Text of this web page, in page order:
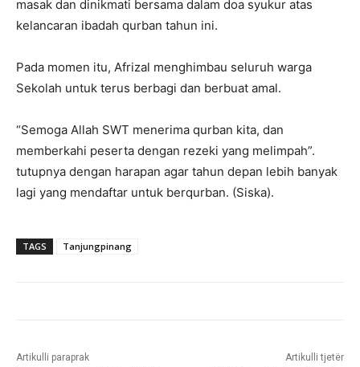
masak dan dinikmati bersama dalam doa syukur atas
kelancaran ibadah qurban tahun ini.
Pada momen itu, Afrizal menghimbau seluruh warga
Sekolah untuk terus berbagi dan berbuat amal.
“Semoga Allah SWT menerima qurban kita, dan
memberkahi peserta dengan rezeki yang melimpah”.
tutupnya dengan harapan agar tahun depan lebih banyak
lagi yang mendaftar untuk berqurban. (Siska).
TAGS Tanjungpinang
Artikulli paraprak Artikulli tjetër